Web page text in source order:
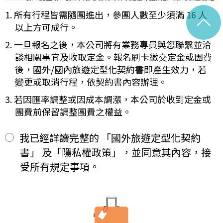
未記載第一項內容或記載之內容與刊登廣告、宣傳文件、行程表或說
明會之說明記載不符者，以最有利於甲方之內容為準。
第四條（集合及出發時地）
甲方應於民國_____年_____月_____日_____時_____分於
__________準時集合出發。甲方未準時到約定地點集合致未能出
發，亦未能中途加入旅遊者，視為甲方任意解除契約，乙方得依第十
三條之約定，行使損害賠償請求權。
第五條（旅遊費用及付款方式）
旅遊費用：______________________
除雙方有特別約定者外，甲方應依下列約定繳付：
一、
簽訂本契約時，甲方應以_______(現金、信用卡、轉帳、支票
二、
其餘款項以_______ (現金、信用卡、轉帳、支票等方式)於出發
前三日或說明會時繳清。
前項之特別約定，除經雙方同意並增訂其他協議事項於本契約第三十
七條，乙方不得以任何名義要求增加旅遊費用。
第六條（旅客怠於給付旅遊費用之效力）
之費用，依第十三條約定辦理；乙方如有其他損害，並得請求賠償。
法》及《稅捐稽徵法》之法定保存年限要求，相關交易憑證與帳務
紀錄將於法定保存期限屆滿後自動進行安全銷毀，不在此限。自終
止「理想旅遊」網站會員身份之日起（以本站系統發出之確認電子
郵件為準），您將即刻喪失所有本服務所提供之尊榮優惠及權益。
【Cookies 的運用政策】
為提供個人化的服務，本資訊網會使用 Cookies 技術來儲存並在
某些時候追蹤使用者的資料。本網站使用 Cookies 大多僅基於輔
助作用，例如儲存您偏好的特定種類資料，或儲存相關密碼以方便
您上網至本行網站時不必每次再輸入密碼…等。
※ Cookies 是網站伺服器用來和使用者瀏覽器進行溝通的一種技術，
它可能在使用者的電腦中儲存某些資訊，大部分 Cookies 的有效
定，取消或限制此項功能。
「理想旅遊」網站自動接收並紀錄您瀏覽或查詢時所產生的相關記
錄，這是系統本身所自行記錄的行為，記錄包括您使用連線設備的
IP 位址、使用時間、使用的瀏覽器、瀏覽及點選資料紀錄…等。這
些系統自動記錄的資料無法直接辨識個人身份，僅用於分析網站流
當您經由「理想旅遊」網站交易平台進行線上報名，為瞭解您購買
產品或服務的類別與數量，以及付款人、收受貨款資料，「理想旅
1. 所有行程皆需隨團進出，參團人數至少須滿 16 人
以上方可成行。
2. 一旦報名之後，本公司將有業務專員與您聯繫並洽
談相關事宜及收取定金。報名刷卡繳交定金或團費
後，國外/國內旅遊定型化契約書即產生效力，若
變更或取消行程，依契約書內容辦理。
3. 若因匯率調整或因成本調漲，本公司於收到定金或
團費前保留調整團費之權益。
我已經詳讀完整的 「國外旅遊定型化契約
書」 及「隱私權政策」，並同意其內容，接
受所有規定事項。
^